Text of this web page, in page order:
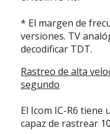
* El margen de
versiones. TV
decodificar TDT.
Rastreo de alta
segundo
El Icom IC-R6 tiene
capaz de rastrear